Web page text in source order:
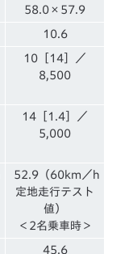
58.0×57.9
10.6
10［14］／
8,500
14［1.4］／
5,000
52.9（60km／h
定地走行テスト
値）
＜2名乗車時＞
45.6